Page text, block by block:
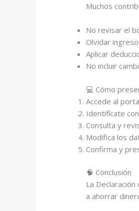
Muchos
No revisar el
Olvidar
Aplicar
No incluir
💻 Cómo
Accede al
Identifícate
Consulta y
Modifica los
Confirma y
🧠 Conclusión
La
a ahorrar